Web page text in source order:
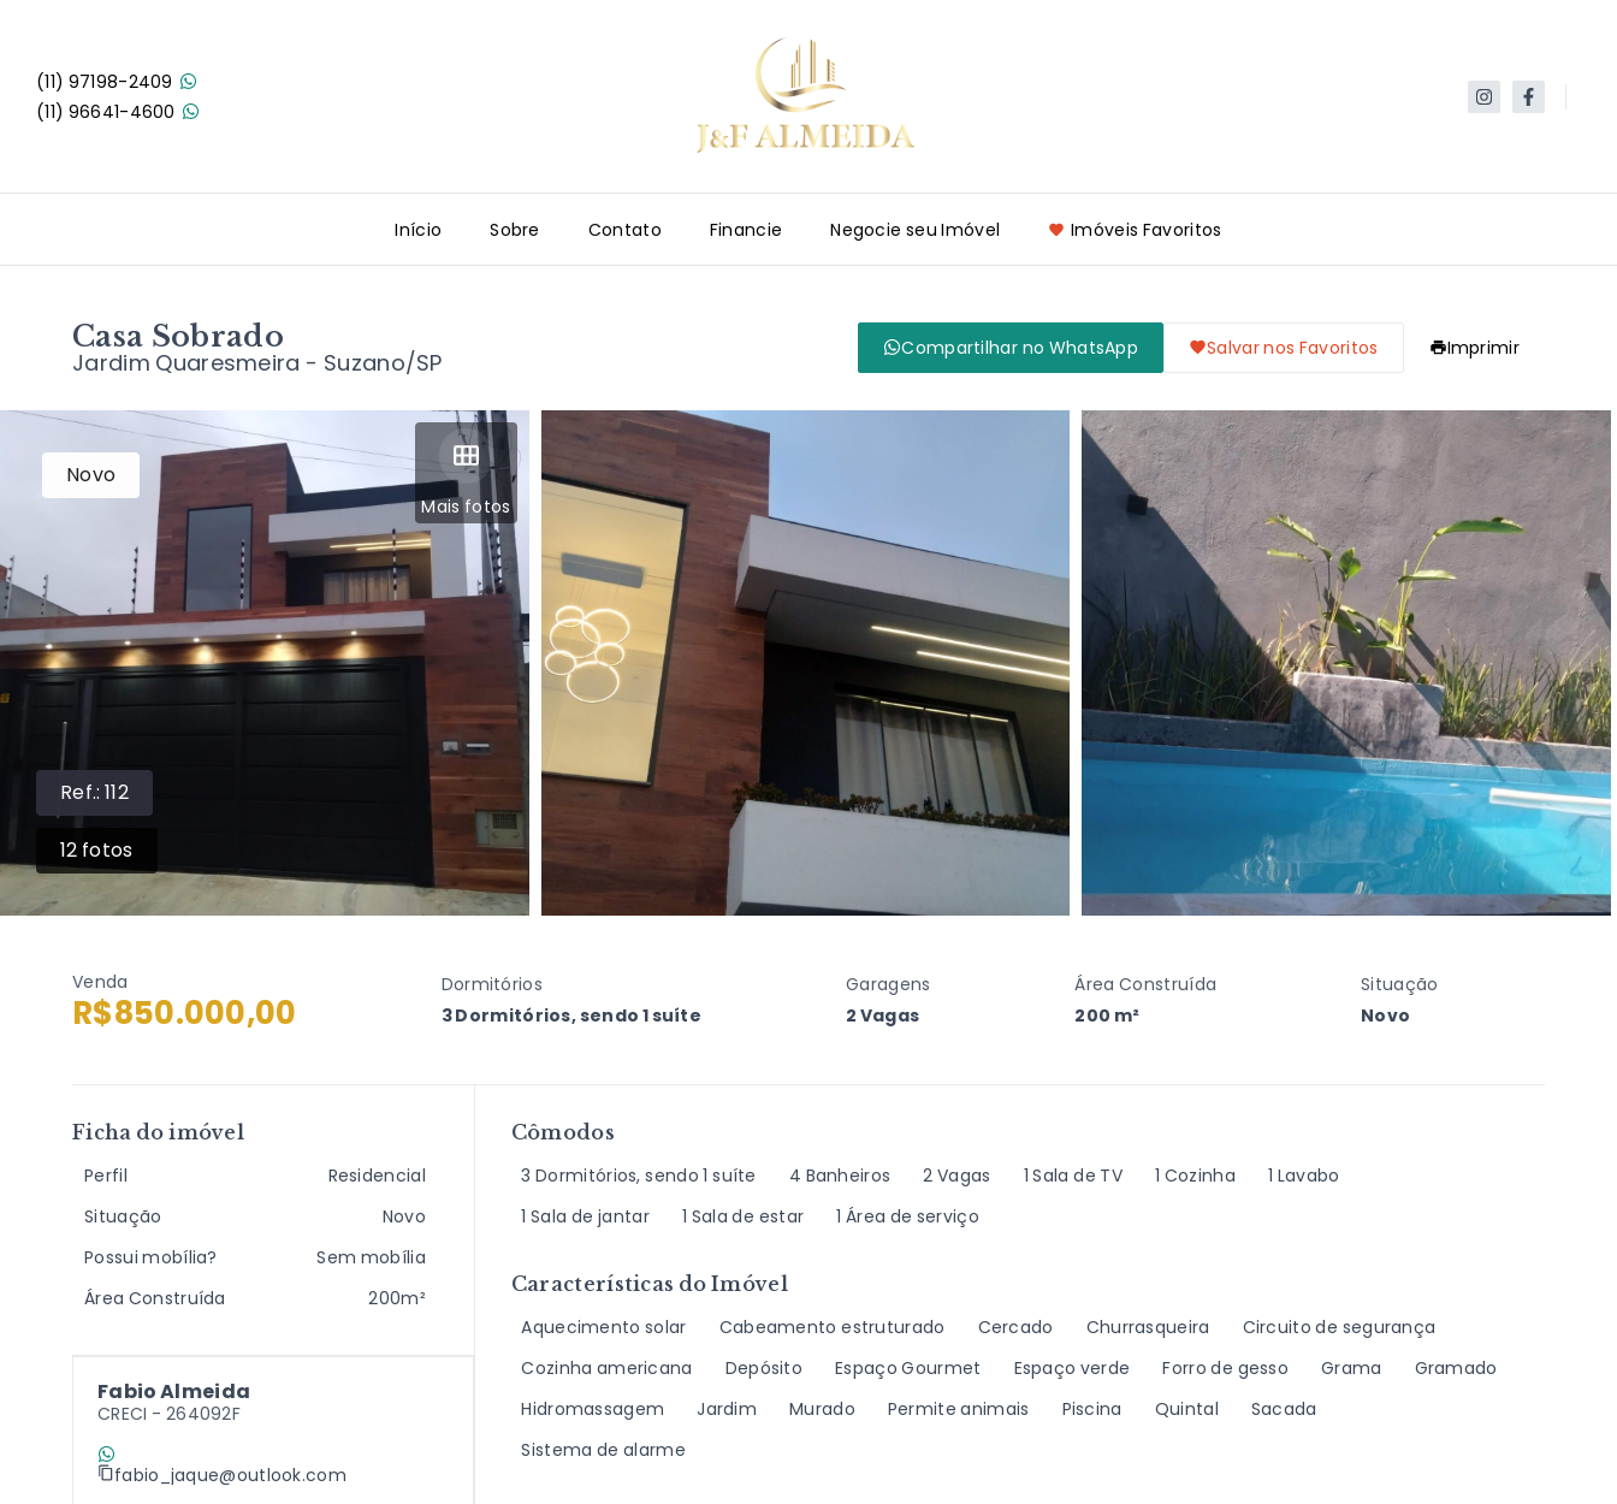
(11) 97198-2409
(11) 96641-4600
Início Sobre Contato Financie Negocie seu Imóvel Imóveis Favoritos
Casa Sobrado
Jardim Quaresmeira - Suzano/SP
Compartilhar no WhatsApp Salvar nos Favoritos Imprimir
Ref.:112
12 fotos
Mais fotos
Novo
Venda
R$850.000,00
Dormitórios
3 Dormitórios, sendo 1 suíte
Garagens
2 Vagas
Área Construída
200 m²
Situação
Novo
Cômodos
3 Dormitórios, sendo 1 suíte
4 Banheiros 2 Vagas 1 Sala de TV 1 Cozinha
1 Lavabo
1 Sala de jantar
1 Sala de estar 1 Área de serviço
Características do Imóvel
Aquecimento solar
Cabeamento estruturado Cercado Churrasqueira
Circuito de segurança
Cozinha americana
Depósito Espaço Gourmet Espaço verde Forro de gesso Grama
Gramado
Hidromassagem
Jardim Murado Permite animais Piscina Quintal
Sacada
Sistema de alarme
Ficha do imóvel
Perfil
Residencial
Situação
Novo
Possui mobília?
Sem mobília
Área Construída
200m²
Fabio Almeida
CRECI - 264092F
fabio_jaque@outlook.com